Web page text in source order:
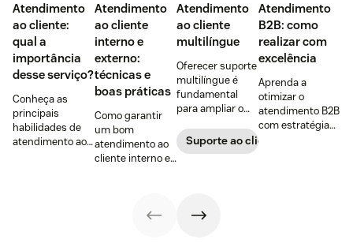
Atendimento
ao cliente:
qual a
importância
desse serviço?
Conheça as
principais
habilidades de
atendimento ao
Atendimento
ao cliente
interno e
externo:
técnicas e
boas práticas
Como garantir
um bom
atendimento ao
cliente interno e
técnicas de
Atendimento
ao cliente
multilíngue
Oferecer suporte
multilíngue é
fundamental
para ampliar o
mercado e
construir uma
Suporte ao cliente
Atendimento
B2B: como
realizar com
excelência
Aprenda a
otimizar o
atendimento B2B
com estratégias